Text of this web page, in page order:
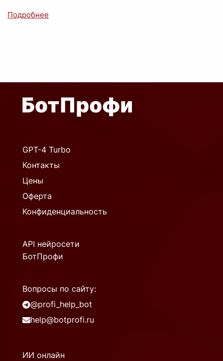
GPT-4 Turbo
Контакты
Цены
Оферта
Конфиденциальность
API нейросети
БотПрофи
Вопросы по сайту:
@profi_help_bot
help@botprofi.ru
ИИ онлайн